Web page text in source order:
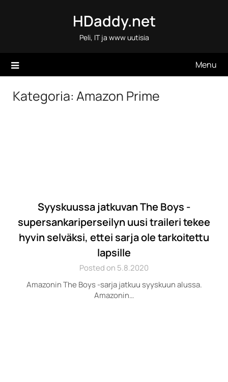
HDaddy.net
Peli, IT ja www uutisia
Menu
Kategoria: Amazon Prime
Syyskuussa jatkuvan The Boys -
supersankariperseilyn uusi traileri tekee
hyvin selväksi, ettei sarja ole tarkoitettu
lapsille
Posted on 5.8.2020
Amazonin The Boys -sarja jatkuu syyskuun alussa.
Amazonin…